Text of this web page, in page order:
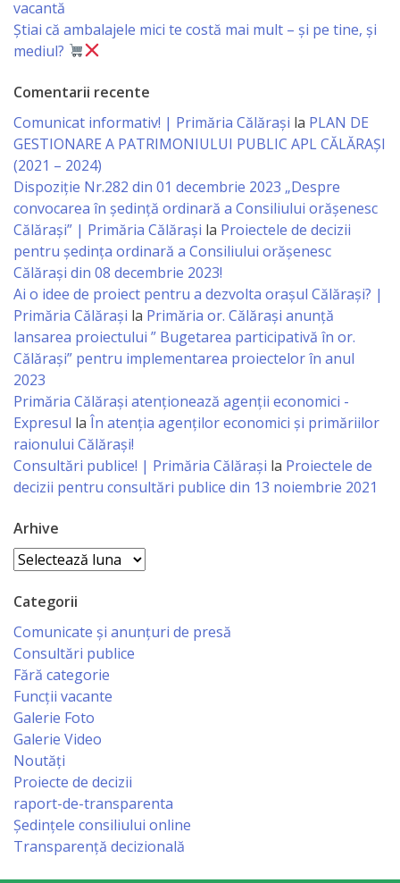
Economist
Primar
Viceprimarii
Specialist
Relații
cu
Publicul,
Operator
CISC
Organigrama
Regulament
Consiliul
local
Secretarul
Consiliului
Consilieri
Comisii
de
specialitate
Regulamentul
Consiliului
Dispoziții
vacantă
Știai că ambalajele mici te costă mai mult – și pe tine, și
mediul?
Comentarii recente
Comunicat informativ! | Primăria Călărași la PLAN DE
GESTIONARE A PATRIMONIULUI PUBLIC APL CĂLĂRAȘI
(2021 – 2024)
Dispoziție Nr.282 din 01 decembrie 2023 „Despre
convocarea în ședință ordinară a Consiliului orășenesc
Călărași” | Primăria Călărași la Proiectele de decizii
pentru ședința ordinară a Consiliului orășenesc
Călărași din 08 decembrie 2023!
Ai o idee de proiect pentru a dezvolta orașul Călărași? |
Primăria Călărași la Primăria or. Călărași anunță
lansarea proiectului ” Bugetarea participativă în or.
Călărași” pentru implementarea proiectelor în anul
2023
Primăria Călăraşi atenţionează agenţii economici -
Expresul la În atenția agenților economici și primăriilor
raionului Călărași!
Consultări publice! | Primăria Călărași la Proiectele de
decizii pentru consultări publice din 13 noiembrie 2021
Arhive
Arhive
Categorii
Comunicate și anunțuri de presă
Consultări publice
Fără categorie
Funcții vacante
Galerie Foto
Galerie Video
Noutăți
Proiecte de decizii
raport-de-transparenta
Ședințele consiliului online
Transparență decizională